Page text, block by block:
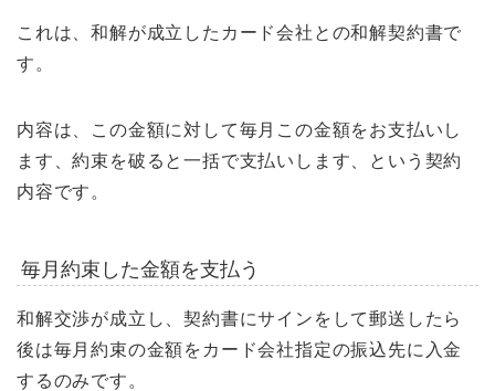
これは、和解が成立したカード会社との和解契約書で
す。
内容は、この金額に対して毎月この金額をお支払いし
ます、約束を破ると一括で支払いします、という契約
内容です。
毎月約束した金額を支払う
和解交渉が成立し、契約書にサインをして郵送したら
後は毎月約束の金額をカード会社指定の振込先に入金
するのみです。